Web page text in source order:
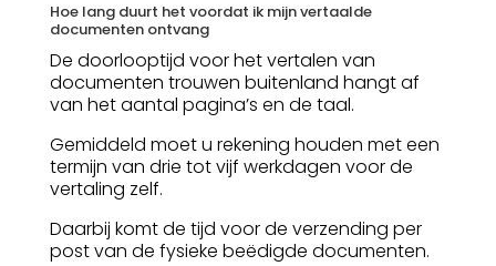
Hoe lang duurt het voordat ik mijn vertaalde
documenten ontvang
De doorlooptijd voor het vertalen van
documenten trouwen buitenland hangt af
van het aantal pagina’s en de taal.
Gemiddeld moet u rekening houden met een
termijn van drie tot vijf werkdagen voor de
vertaling zelf.
Daarbij komt de tijd voor de verzending per
post van de fysieke beëdigde documenten.